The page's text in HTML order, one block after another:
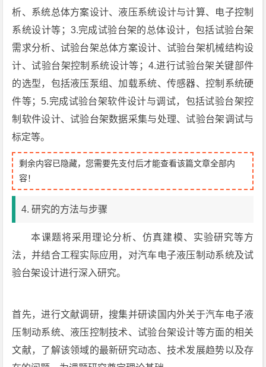
析、系统总体方案设计、液压系统设计与计算、电子控制
系统设计等；3.完成试验台架的总体设计，包括试验台架
需求分析、试验台架总体方案设计、试验台架机械结构设
计、试验台架控制系统设计等；4.进行试验台架关键部件
的选型，包括液压泵组、加载系统、传感器、控制系统硬
件等；5.完成试验台架软件设计与调试，包括试验台架控
制软件设计、试验台架数据采集与处理、试验台架调试与
标定等。
剩余内容已隐藏，您需要先支付后才能查看该篇文章全部内
容！
4. 研究的方法与步骤
本课题将采用理论分析、仿真建模、实验研究等方
法，并结合工程实际应用，对汽车电子液压制动系统及试
验台架设计进行深入研究。
首先，进行文献调研，搜集并研读国内外关于汽车电子液
压制动系统、液压控制技术、试验台架设计等方面的相关
文献，了解该领域的最新研究动态、技术发展趋势以及存